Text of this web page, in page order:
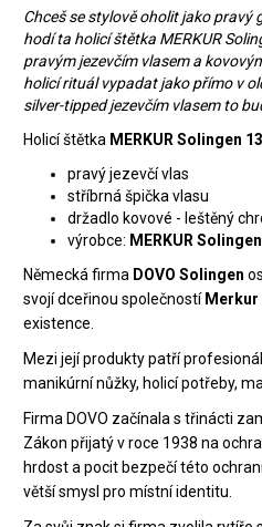
Chceš se stylově oholit jako pravý
hodí ta holicí štětka MERKUR
pravým jezevčím vlasem a
holicí rituál vypadat jako přímo v
silver-tipped jezevčím vlasem to
Holicí štětka MERKUR Solingen
pravý jezevčí vlas
stříbrná špička vlasu
držadlo kovové - leštěný
výrobce: MERKUR Solingen
Německá firma DOVO Solingen
svojí dceřinou společností
existence.
Mezi její produkty patří
manikúrní nůžky, holicí potřeby,
Firma DOVO začínala s třinácti
Zákon přijatý v roce 1938 na
hrdost a pocit bezpečí této
větší smysl pro místní identitu.